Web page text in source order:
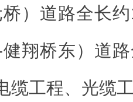
）道路全长
健翔桥东）道
缆工程、光缆